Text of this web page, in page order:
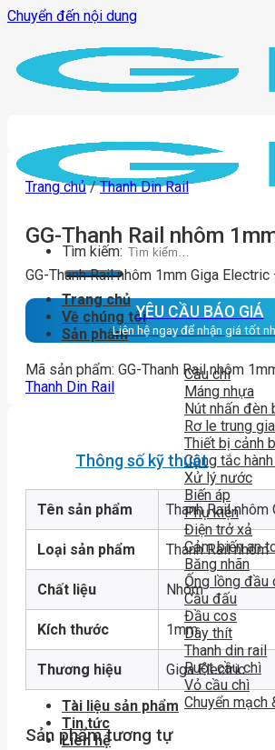
Chuyển đến nội dung
Tìm kiếm:
Trang chủ
Về chúng tôi
Sản phẩm
Cầu chì
Máng nhựa
Nút nhấn đèn
Rơ le trung
Thiết bị cảnh
Công tắc
Xử lý nước
Biến áp
Phụ kiện
Điện trở xả
Cảm biến an
Băng nhãn
Ống lồng đầu
Cầu đấu
Đầu cos
Dây thít
Thanh din rail
Ruột cầu chì
Vỏ cầu chì
Chuyển mạch
Tài liệu sản phẩm
Tin tức
Liên hệ
Trang chủ / Thanh Din Rail
GG-Thanh Rail nhôm
GG-Thanh Rail nhôm 1mm Giga
YÊU CẦU BÁO GIÁ
Liên hệ ngay để nhận giá tốt
Mã sản phẩm: GG-Thanh Rail nhôm
Thanh Din Rail
Thông số kỹ thuật
Tên sản phẩm Thanh Rail nhôm
Loại sản phẩm Thanh Rail nhôm
Chất liệu Nhôm
Kích thước 1mm
Thương hiệu Giga Electric
Sản phẩm tương tự